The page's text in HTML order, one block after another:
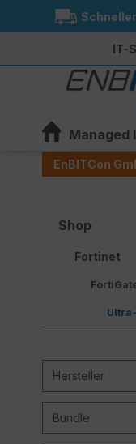
Zur
IT-
Managed
EnBITCon
Shop
Fortinet
Hersteller
Bundle